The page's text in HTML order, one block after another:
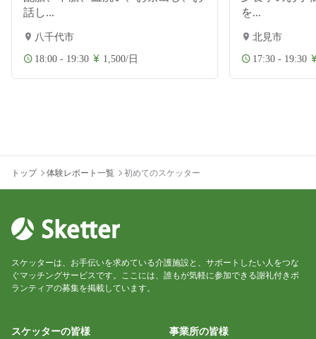
話し...
八千代市
18:00 - 19:30 1,500/日
を...
北見市
17:30 - 19:30
トップ 体験レポート一覧 初めてのスケッター
スケッターは、お手伝いを求めている介護施設と、サポートしたい人をつな
ぐマッチングサービスです。ここには、誰もが気軽に参加できる謝礼付きボ
ランティアの募集を掲載しています。
スケッターの皆様
事業所の皆様